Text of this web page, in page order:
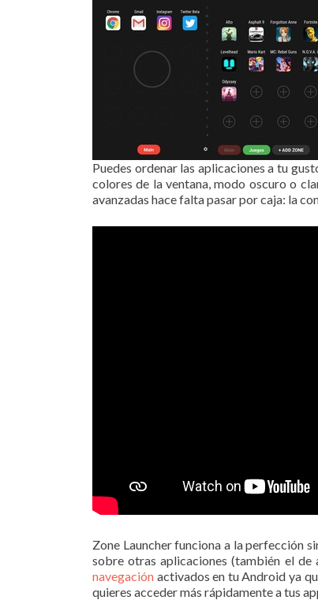
Puedes ordenar las aplicaciones a tu
colores de la ventana, modo oscuro o
avanzadas hace falta pasar por caja: la
Zone Launcher funciona a la perfección
sobre otras aplicaciones (también el de
navegación activados en tu Android ya
quieres acceder más rápidamente a tus